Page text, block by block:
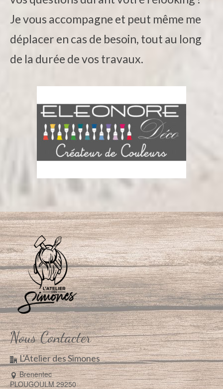
Je vous accompagne et peut même me
déplacer en cas de besoin, tout au long
de la durée de vos travaux.
Nous Contacter
L'Atelier des Simones
Brenentec
PLOUGOULM 29250